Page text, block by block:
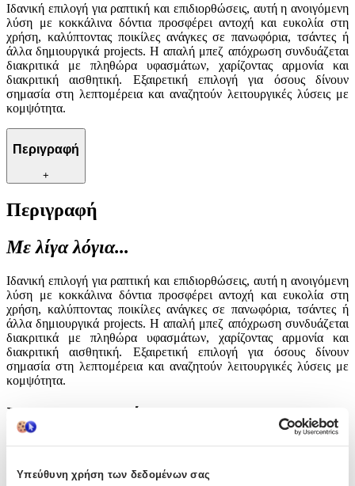
Υπεύθυνη χρήση των δεδομένων σας
Ιδανική επιλογή για ραπτική και επιδιορθώσεις, αυτή η ανοιγόμενη
λύση με κοκκάλινα δόντια προσφέρει αντοχή και ευκολία στη
χρήση, καλύπτοντας ποικίλες ανάγκες σε πανωφόρια, τσάντες ή
άλλα δημιουργικά projects. Η απαλή μπεζ απόχρωση συνδυάζεται
διακριτικά με πληθώρα υφασμάτων, χαρίζοντας αρμονία και
διακριτική αισθητική. Εξαιρετική επιλογή για όσους δίνουν
σημασία στη λεπτομέρεια και αναζητούν λειτουργικές λύσεις με
κομψότητα.
Περιγραφή
+
Περιγραφή
Με λίγα λόγια...
Ιδανική επιλογή για ραπτική και επιδιορθώσεις, αυτή η ανοιγόμενη
λύση με κοκκάλινα δόντια προσφέρει αντοχή και ευκολία στη
χρήση, καλύπτοντας ποικίλες ανάγκες σε πανωφόρια, τσάντες ή
άλλα δημιουργικά projects. Η απαλή μπεζ απόχρωση συνδυάζεται
διακριτικά με πληθώρα υφασμάτων, χαρίζοντας αρμονία και
διακριτική αισθητική. Εξαιρετική επιλογή για όσους δίνουν
σημασία στη λεπτομέρεια και αναζητούν λειτουργικές λύσεις με
κομψότητα.
Χαρακτηριστικά
Είδος:
Φερμουάρ